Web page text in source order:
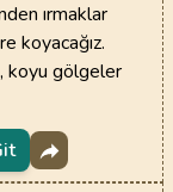
ırmaklar
koyacağız.
koyu gölgeler